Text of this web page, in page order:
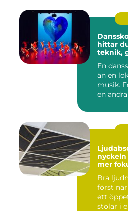
hittar
teknik,
En
än en
musik.
en
mer
Bra
först när
ett
stolar i